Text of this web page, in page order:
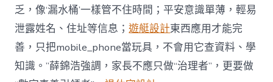
乏，像‘漏水桶’一樣管不住時間；平安意識單薄，輕易
泄露姓名、住址等信息；遊艇設計東西應用才能完
善，只把mobile_phone當玩具，不會用它查資料、學
知識。”薛錦浩強調，家長不應只做“治理者”，更要做